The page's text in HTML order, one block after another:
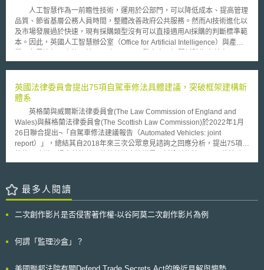
上。此外 行政院科技顧問對於發展台灣成為全球奈米研發中心有高度期
許，近日亦在行政院科技會報中確認，今年起到2010年的五年內，將投入
200億元於奈米科技生活化相關產業上。這是行政院產業科技策略會議所訂
六大策略性科技產業中，編列預算最大的一筆。
人工智慧作為一前瞻性技術，運用於公部門，可以降低成本、提高管理
品質、節省基層公務人員時間，整體改善政府公共服務。然而AI技術進化以
及市場發展過於快速，現有採購類型沒有可以直接適用AI採購的判斷標準範
本。因此，英國人工智慧辦公室（Office for Artificial Intelligence）與產官
（Draft Guidelines for AI procurement），作為公部門採購AI產品與服務之
廠商可以隨之調整其產品和服務內容。 該指南提供採購人員規劃政府AI
採購的方向，包含招標、公告、評選、決標到履約。但指南強調無法解決採
購AI產品與服務時遇到的所有挑戰。 指南內容簡述如下： 在制定規範
時應重視如何清楚闡述面臨到的問題，而非只是說明解決方案； 評估AI帶來
的風險時應緊扣公共利益，在招標階段敘明以公共利益為核心，並有可能在
招標、評選和決標階段變動評估標準； 在招標文件中確實引用法規和AI相關
實務守則； 其他包含將AI產品的生命週期納入招標和履約考慮、為提供AI產
英國法律委員會提出75項自駕車修法具體建議，突破框架建構新
體系
英格蘭與威爾斯法律委員會(The Law Commission of England and
Wales)與蘇格蘭法律委員會(The Scottish Law Commission)於2022年1月
26日聯合提出¬「自駕車修法建議報告（Automated Vehicles: joint
report）」，總結其自2018年來三次公眾意見諮詢之回應分析，提出75項法
議範圍涵蓋廣泛，重要突破性建議包含： （1）整合英國原有之《2018自動
定標準，訂定一套雙階段自動駕駛認證許可制度，於第一階段審驗「整車」
之規格是否符合國際或國內車輛型式安全審驗標準，並於第二階段審驗
（User-In-Charge, UIC）」概念，若車輛設計為在某些情形下需要人工接
在車內駕駛座之自然人即為UIC。 （3）對於不需要UIC車輛（No User-In-
最多人閱讀
二次創作影片是否侵害著作權-以谷阿莫二次創作影片為例
何謂「監理沙盒」？